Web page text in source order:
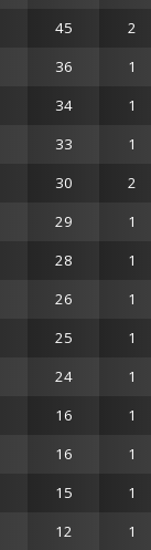
45
2
36
1
34
1
33
1
30
2
29
1
28
1
26
1
25
1
24
1
16
1
16
1
15
1
12 1